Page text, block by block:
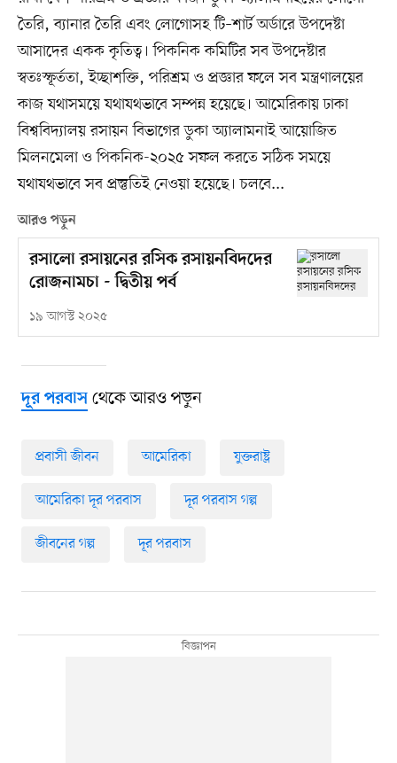
তৈরি, ব্যানার তৈরি এবং লোগোসহ টি–শার্ট অর্ডারে উপদেষ্টা
আসাদের একক কৃতিত্ব। পিকনিক কমিটির সব উপদেষ্টার
স্বতঃস্ফূর্ততা, ইচ্ছাশক্তি, পরিশ্রম ও প্রজ্ঞার ফলে সব মন্ত্রণালয়ের
কাজ যথাসময়ে যথাযথভাবে সম্পন্ন হয়েছে। আমেরিকায় ঢাকা
বিশ্ববিদ্যালয় রসায়ন বিভাগের ডুকা অ্যালামনাই আয়োজিত
মিলনমেলা ও পিকনিক-২০২৫ সফল করতে সঠিক সময়ে
যথাযথভাবে সব প্রস্তুতিই নেওয়া হয়েছে। চলবে...
আরও পড়ুন
রসালো রসায়নের রসিক রসায়নবিদদের
রোজনামচা - দ্বিতীয় পর্ব
১৯ আগস্ট ২০২৫
দূর পরবাসথেকে আরও পড়ুন
প্রবাসী জীবন আমেরিকা যুক্তরাষ্ট্র
আমেরিকা দূর পরবাস দূর পরবাস গল্প
জীবনের গল্প দূর পরবাস